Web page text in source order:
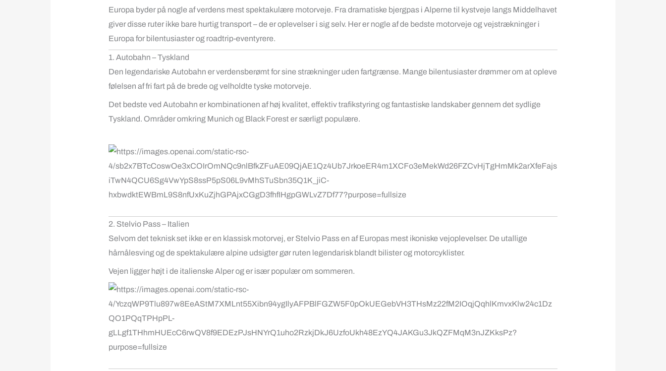
Europa byder på nogle af verdens mest spektakulære motorveje. Fra dramatiske bjergpas i Alperne til kystveje langs Middelhavet
giver disse ruter ikke bare hurtig transport – de er oplevelser i sig selv. Her er nogle af de bedste motorveje og vejstrækninger i
Europa for bilentusiaster og roadtrip-eventyrere.
1. Autobahn – Tyskland
Den legendariske Autobahn er verdensberømt for sine strækninger uden fartgrænse. Mange bilentusiaster drømmer om at opleve
følelsen af fri fart på de brede og velholdte tyske motorveje.
Det bedste ved Autobahn er kombinationen af høj kvalitet, effektiv trafikstyring og fantastiske landskaber gennem det sydlige
Tyskland. Områder omkring Munich og Black Forester særligt populære.
2. Stelvio Pass – Italien
Selvom det teknisk set ikke er en klassisk motorvej, er Stelvio Passen af Europas mest ikoniske vejoplevelser. De utallige
hårnålesving og de spektakulære alpine udsigter gør ruten legendarisk blandt bilister og motorcyklister.
Vejen ligger højt i de italienske Alper og er især populær om sommeren.